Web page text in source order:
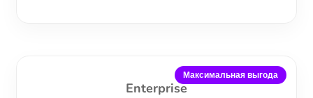
Максимальная выгода
Enterprise